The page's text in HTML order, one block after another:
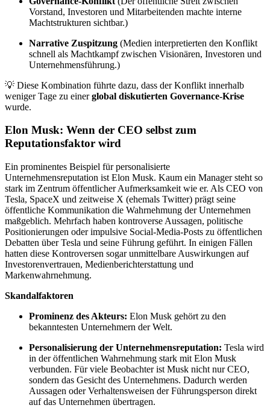
Vorstand, Investoren und Mitarbeitenden machte interne
Machtstrukturen sichtbar.)
Narrative Zuspitzung (Medien interpretierten den Konflikt
schnell als Machtkampf zwischen Visionären, Investoren und
Unternehmensführung.)
💡 Diese Kombination führte dazu, dass der Konflikt innerhalb
weniger Tage zu einerglobal diskutierten Governance-Krise
wurde.
Elon Musk: Wenn der CEO selbst zum
Reputationsfaktor wird
Ein prominentes Beispiel für personalisierte
Unternehmensreputation ist Elon Musk. Kaum ein Manager steht so
stark im Zentrum öffentlicher Aufmerksamkeit wie er. Als CEO von
Tesla, SpaceX und zeitweise X (ehemals Twitter) prägt seine
öffentliche Kommunikation die Wahrnehmung der Unternehmen
maßgeblich. Mehrfach haben kontroverse Aussagen, politische
Positionierungen oder impulsive Social-Media-Posts zu öffentlichen
Debatten über Tesla und seine Führung geführt. In einigen Fällen
hatten diese Kontroversen sogar unmittelbare Auswirkungen auf
Investorenvertrauen, Medienberichterstattung und
Markenwahrnehmung.
Skandalfaktoren
Prominenz des Akteurs: Elon Musk gehört zu den
bekanntesten Unternehmern der Welt.
Personalisierung der Unternehmensreputation: Tesla wird
in der öffentlichen Wahrnehmung stark mit Elon Musk
verbunden. Für viele Beobachter ist Musk nicht nur CEO,
sondern das Gesicht des Unternehmens. Dadurch werden
Aussagen oder Verhaltensweisen der Führungsperson direkt
auf das Unternehmen übertragen.